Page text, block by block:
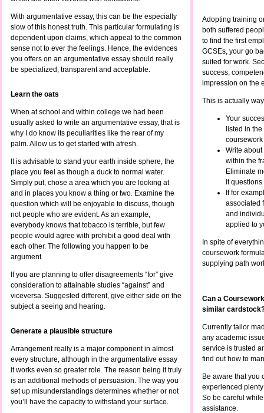
With argumentative essay, this can be the especially
slow of this honest truth. This particular formulating is
dependent upon claims, which appeal to the common
sense not to ever the feelings. Hence, the evidences
you offers on an argumentative essay should really
be specialized, transparent and acceptable.
Learn the oats
When at school and within college we had been
usually asked to write an argumentative essay, that is
why I do know its peculiarities like the rear of my
palm. Allow us to get started with afresh.
It is advisable to stand your earth inside sphere, the
place you feel as though a duck to normal water.
Simply put, chose a area which you are looking at
and in places you know a thing or two. Examine the
question which will be enjoyable to discuss, though
not people who are evident. As an example,
everybody knows that tobacco is terrible, but few
people would agree with prohibit a good deal with
each other. The following you happen to be
argument.
If you are planning to offer disagreements “for” give
consideration to attainable studies “against” and
viceversa. Suggested different, give either side on the
subject a seeing and hearing.
Generate a plausible structure
Arrangement really is a major component in almost
every structure, although in the argumentative essay
it works even so greater role. The reason being it truly
is an additional methods of persuasion. The way you
set up misunderstandings determines whether or not
you’ll have the capacity to withstand your surface.
Adopting training
both suffered
to find the first
GCSEs, your go
suited for work.
success,
impression on the
This is actually
Your
listed in
coursework
Write
within the
Eliminate
it questions
If for
associated
and
applied to
In spite of
coursework
supplying path
.
Can a
similar
Currently tailor
any academic
service is trusted
find out how to
Be aware that you
experienced
So be careful
assistance.